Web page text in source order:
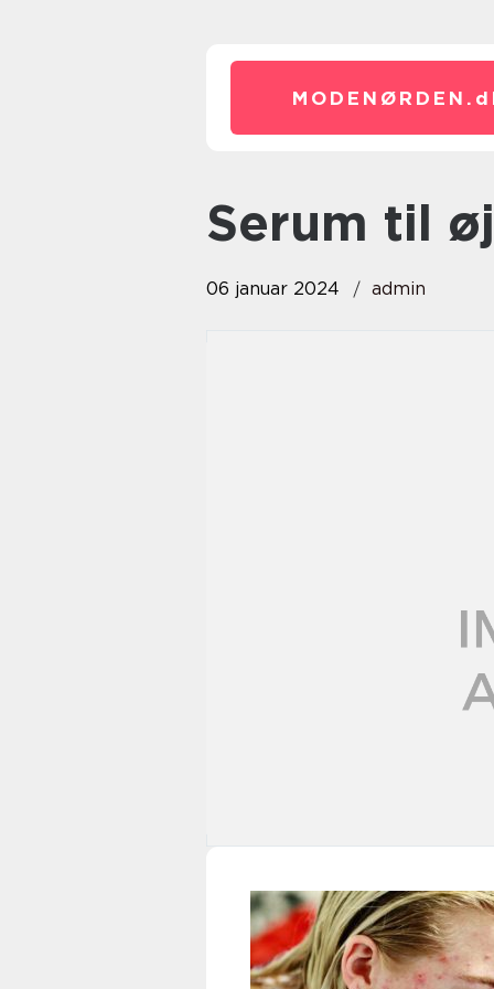
MODENØRDEN.
serum til
06 januar 2024 admin